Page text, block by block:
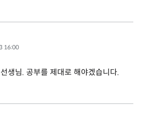
16:00
생님. 공부를 제대로 해야겠습니다.